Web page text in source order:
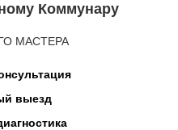
Коммунару
МАСТЕРА
выезд